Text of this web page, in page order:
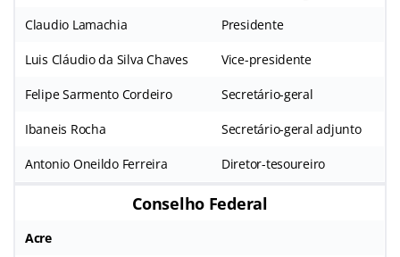
Claudio Lamachia Presidente
Luis Cláudio da Silva Chaves Vice-presidente
Felipe Sarmento Cordeiro Secretário-geral
Ibaneis Rocha Secretário-geral adjunto
Antonio Oneildo Ferreira Diretor-tesoureiro
Conselho Federal
Acre